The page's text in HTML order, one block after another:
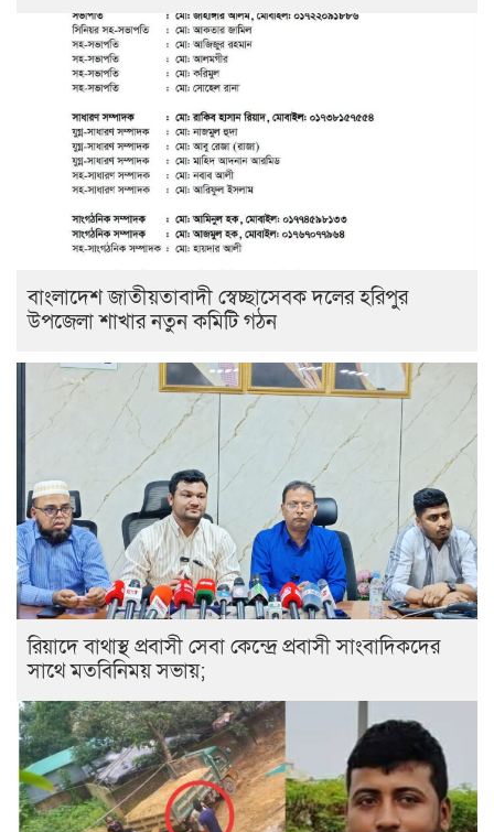
বাংলাদেশ জাতীয়তাবাদী স্বেচ্ছাসেবক দলের হরিপুর
উপজেলা শাখার নতুন কমিটি গঠন
রিয়াদে বাথাস্থ প্রবাসী সেবা কেন্দ্রে প্রবাসী সাংবাদিকদের
সাথে মতবিনিময় সভায়;